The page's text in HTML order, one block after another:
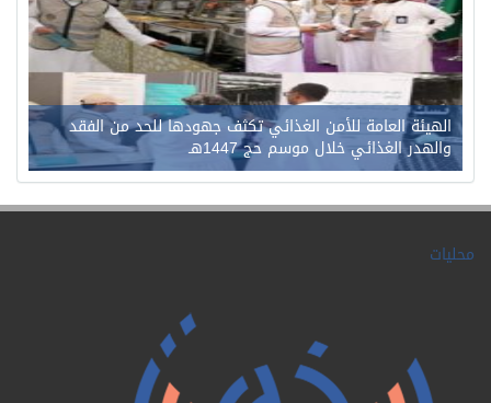
الهيئة العامة للأمن الغذائي تكثف جهودها للحد من الفقد
والهدر الغذائي خلال موسم حج 1447هـ
محليات